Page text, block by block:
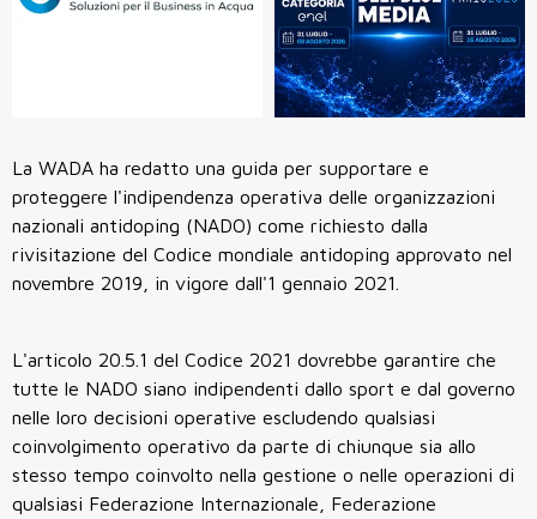
La WADA ha redatto una guida per supportare e
proteggere l'indipendenza operativa delle organizzazioni
nazionali antidoping (NADO) come richiesto dalla
rivisitazione del Codice mondiale antidoping approvato nel
novembre 2019, in vigore dall'1 gennaio 2021.
L'articolo 20.5.1 del Codice 2021 dovrebbe garantire che
tutte le NADO siano indipendenti dallo sport e dal governo
nelle loro decisioni operative escludendo qualsiasi
coinvolgimento operativo da parte di chiunque sia allo
stesso tempo coinvolto nella gestione o nelle operazioni di
qualsiasi Federazione Internazionale, Federazione